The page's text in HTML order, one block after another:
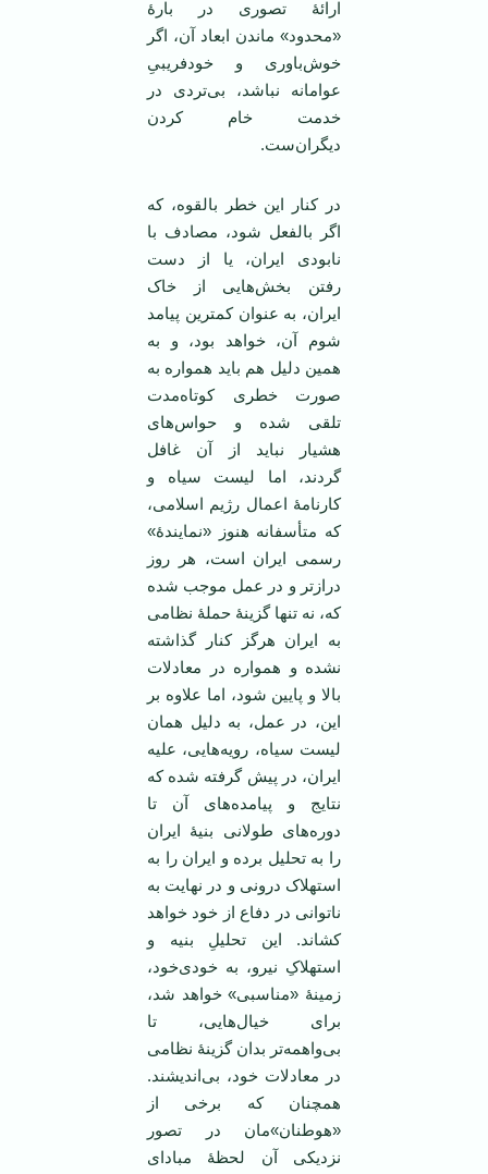
ارائۀ تصوری در بارۀ
«محدود» ماندن ابعاد آن، اگر
خوش‌باوری و خودفریبیِ
عوامانه نباشد، بی‌تردی در
خدمت خام کردن
دیگران‌ست.
در کنار این خطر بالقوه، که
اگر بالفعل شود، مصادف با
نابودی ایران، یا از دست
رفتن بخش‌هایی از خاک
ایران، به عنوان کمترین پیامد
شوم آن، خواهد بود، و به
همین دلیل هم باید همواره به
صورت خطری کوتاه‌مدت
تلقی شده و حواس‌های
هشیار نباید از آن غافل
گردند، اما لیست سیاه و
کارنامۀ اعمال رژیم اسلامی،
که متأسفانه هنوز «نمایندۀ»
رسمی ایران است، هر روز
درازتر و در عمل موجب شده
که، نه تنها گزینۀ حملۀ نظامی
به ایران هرگز کنار گذاشته
نشده و همواره در معادلات
بالا و پایین شود، اما علاوه بر
این، در عمل، به دلیل همان
لیست سیاه، رویه‌هایی، علیه
ایران، در پیش گرفته شده که
نتایج و پیامده‌های آن تا
دوره‌های طولانی بنیۀ ایران
را به تحلیل برده و ایران را به
استهلاک درونی و در نهایت به
ناتوانی در دفاع از خود خواهد
کشاند. این تحلیلِ بنیه و
استهلاکِ نیرو، به خودی‌خود،
زمینۀ «مناسبی» خواهد شد،
برای خیال‌هایی، تا
بی‌واهمه‌تر بدان گزینۀ نظامی
در معادلات خود، بی‌اندیشند.
همچنان‌ که برخی از
«هوطنان»مان در تصور
نزدیکی آن لحظۀ مبادای